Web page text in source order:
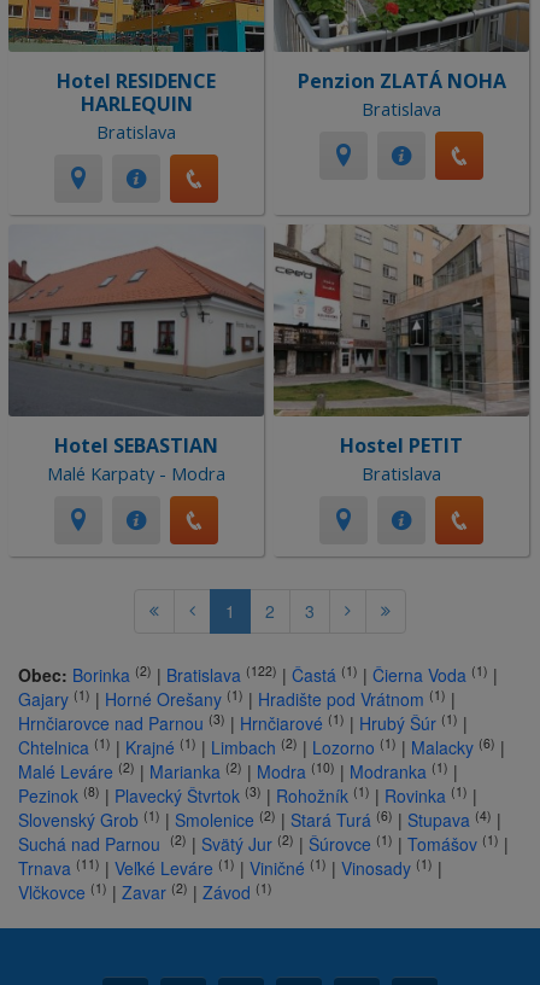
Hotel RESIDENCE
HARLEQUIN
Bratislava
Penzion ZLATÁ NOHA
Bratislava
Hotel SEBASTIAN
Malé Karpaty - Modra
Hostel PETIT
Bratislava
1 2 3
Obec: Borinka (2) | Bratislava (122) | Častá (1) | Čierna Voda (1) |
Gajary (1) | Horné Orešany (1) | Hradište pod Vrátnom (1) |
Hrnčiarovce nad Parnou (3) | Hrnčiarové (1) | Hrubý Šúr (1) |
Chtelnica (1) | Krajné (1) | Limbach (2) | Lozorno (1) | Malacky (6) |
Malé Leváre (2) | Marianka (2) | Modra (10) | Modranka (1) |
Pezinok (8) | Plavecký Štvrtok (3) | Rohožník (1) | Rovinka (1) |
Slovenský Grob (1) | Smolenice (2) | Stará Turá (6) | Stupava (4) |
Suchá nad Parnou
(2) | Svätý Jur (2) | Šúrovce (1) | Tomášov (1) |
Trnava (11) | Veľké Leváre (1) | Viničné (1) | Vinosady (1) |
Vlčkovce (1) | Zavar (2) | Závod (1)